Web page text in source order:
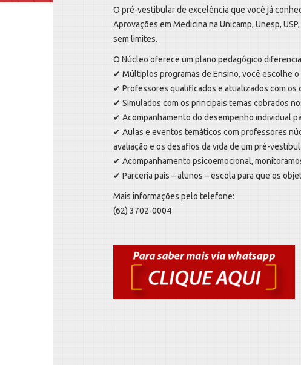
O pré-vestibular de excelência que você já
Aprovações em Medicina na Unicamp, Unesp,
sem limites.
O Núcleo oferece um plano pedagógico
✔ Múltiplos programas de Ensino, você escolhe o
✔ Professores qualificados e atualizados com
✔ Simulados com os principais temas cobrados
✔ Acompanhamento do desempenho individual
✔ Aulas e eventos temáticos com professores
avaliação e os desafios da vida de um pré-
✔ Acompanhamento psicoemocional,
✔ Parceria pais – alunos – escola para que os
Mais informações pelo telefone:
(62) 3702-0004